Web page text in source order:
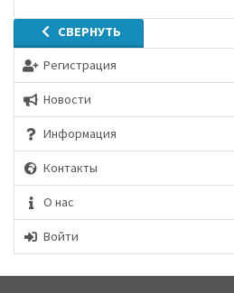
СВЕРНУТЬ
Регистрация
Новости
Информация
Контакты
О нас
Войти